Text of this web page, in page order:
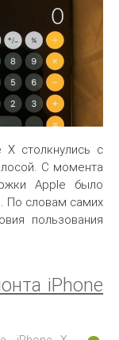
X столкнулись с
С момента
Apple было
По словам самих
пользования
iPhone